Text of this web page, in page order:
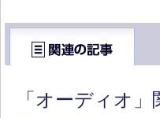
「オーディオ